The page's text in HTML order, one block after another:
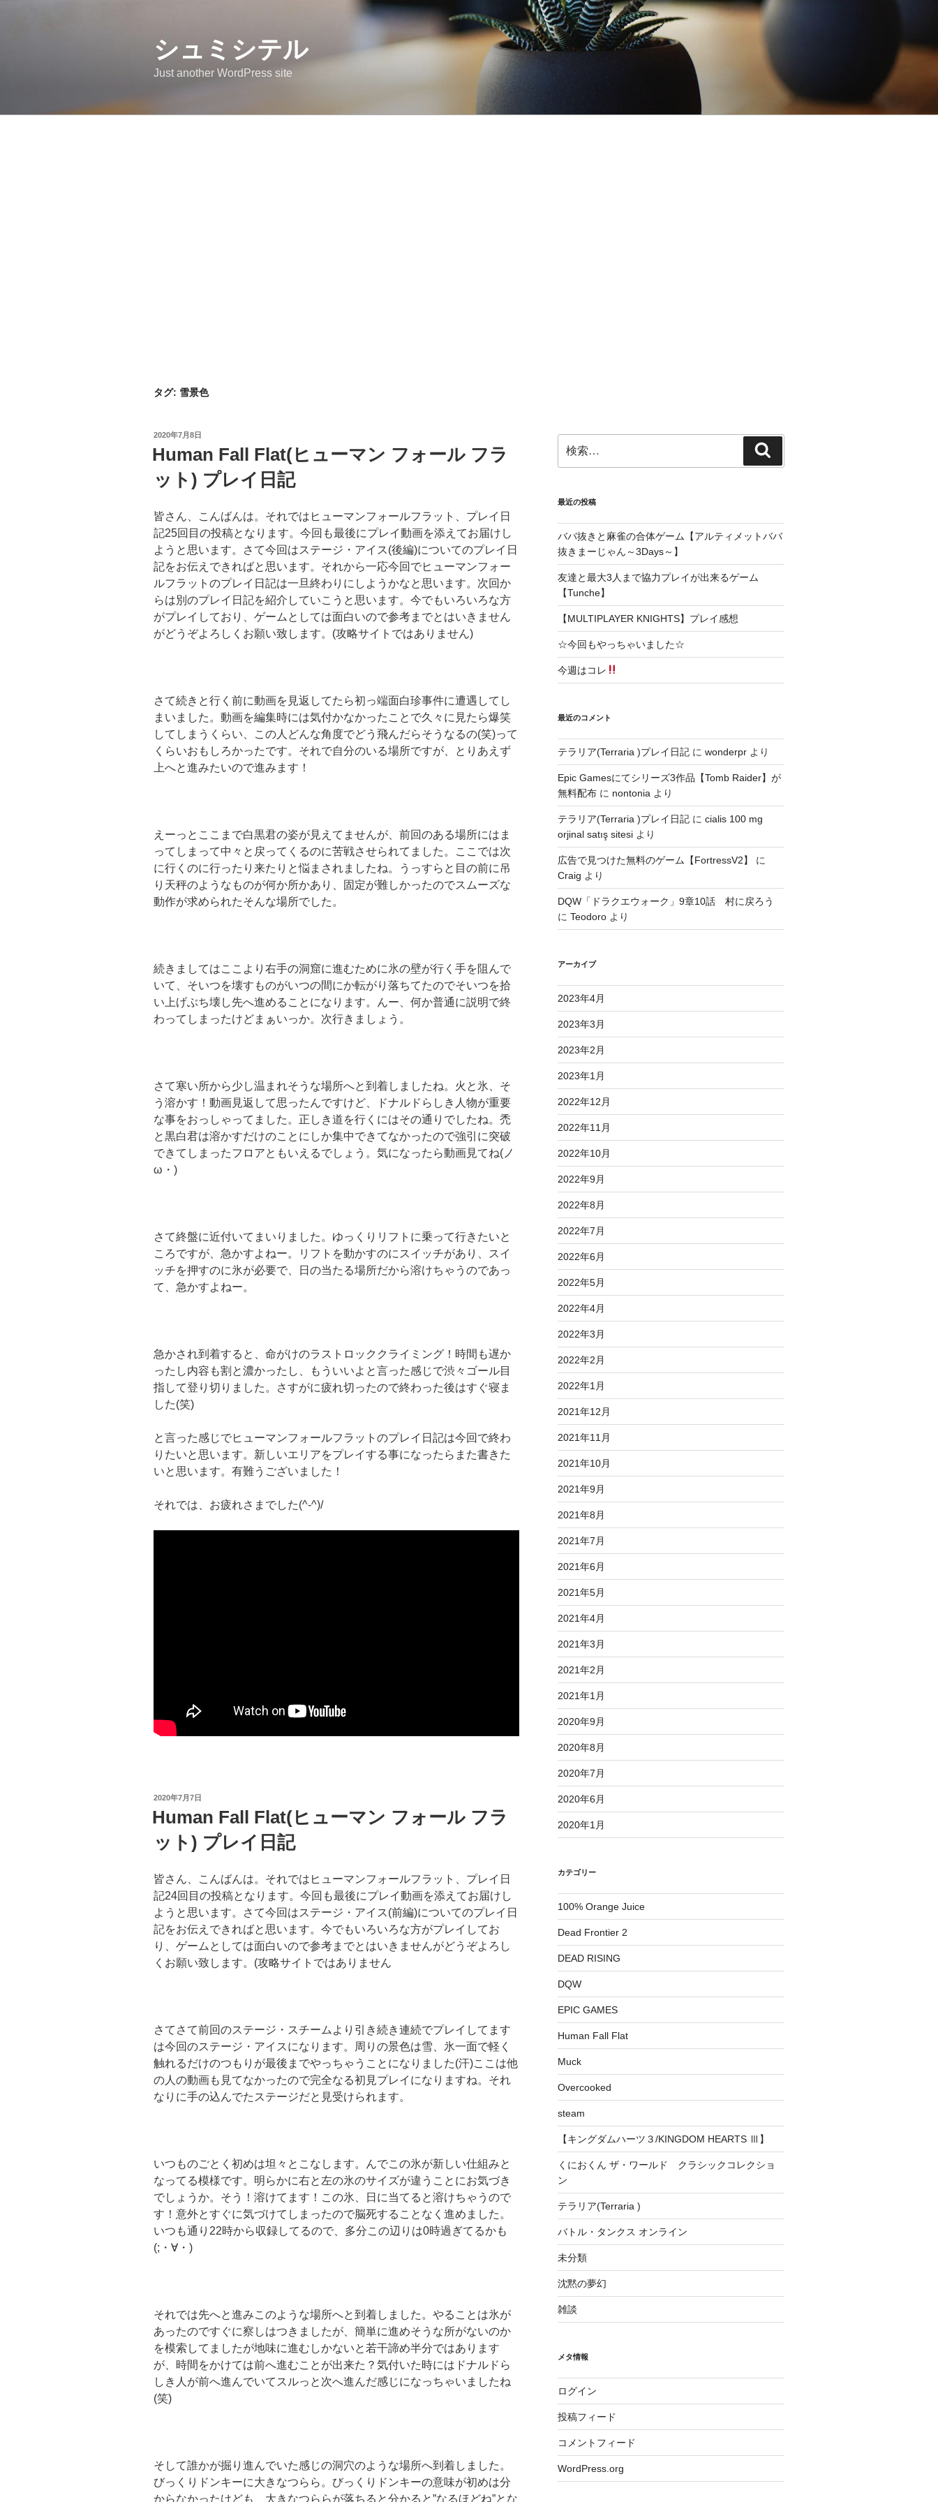
シュミシテル
Just another WordPress site
タグ: 雪景色
投
日:
2020年7月8日
Human Fall Flat(ヒューマン フォール フラ
ット) プレイ日記
皆さん、こんばんは。それではヒューマンフォールフラット、プレイ日
記25回目の投稿となります。今回も最後にプレイ動画を添えてお届けし
ようと思います。さて今回はステージ・アイス(後編)についてのプレイ日
記をお伝えできればと思います。それから一応今回でヒューマンフォー
ルフラットのプレイ日記は一旦終わりにしようかなと思います。次回か
らは別のプレイ日記を紹介していこうと思います。今でもいろいろな方
がプレイしており、ゲームとしては面白いので参考までとはいきません
がどうぞよろしくお願い致します。(攻略サイトではありません)
さて続きと行く前に動画を見返してたら初っ端面白珍事件に遭遇してし
まいました。動画を編集時には気付かなかったことで久々に見たら爆笑
してしまうくらい、この人どんな角度でどう飛んだらそうなるの(笑)って
くらいおもしろかったです。それで自分のいる場所ですが、とりあえず
上へと進みたいので進みます！
えーっとここまで白黒君の姿が見えてませんが、前回のある場所にはま
ってしまって中々と戻ってくるのに苦戦させられてました。ここでは次
に行くのに行ったり来たりと悩まされましたね。うっすらと目の前に吊
り天秤のようなものが何か所かあり、固定が難しかったのでスムーズな
動作が求められたそんな場所でした。
続きましてはここより右手の洞窟に進むために氷の壁が行く手を阻んで
いて、そいつを壊すものがいつの間にか転がり落ちてたのでそいつを拾
い上げぶち壊し先へ進めることになります。んー、何か普通に説明で終
わってしまったけどまぁいっか。次行きましょう。
さて寒い所から少し温まれそうな場所へと到着しましたね。火と氷、そ
う溶かす！動画見返して思ったんですけど、ドナルドらしき人物が重要
な事をおっしゃってました。正しき道を行くにはその通りでしたね。禿
と黒白君は溶かすだけのことにしか集中できてなかったので強引に突破
できてしまったフロアともいえるでしょう。気になったら動画見てね(ノ
ω・)
さて終盤に近付いてまいりました。ゆっくりリフトに乗って行きたいと
ころですが、急かすよねー。リフトを動かすのにスイッチがあり、スイ
ッチを押すのに氷が必要で、日の当たる場所だから溶けちゃうのであっ
て、急かすよねー。
急かされ到着すると、命がけのラストロッククライミング！時間も遅か
ったし内容も割と濃かったし、もういいよと言った感じで渋々ゴール目
指して登り切りました。さすがに疲れ切ったので終わった後はすぐ寝ま
した(笑)
と言った感じでヒューマンフォールフラットのプレイ日記は今回で終わ
りたいと思います。新しいエリアをプレイする事になったらまた書きた
いと思います。有難うございました！
それでは、お疲れさまでした(^‐^)/
投
日:
2020年7月7日
Human Fall Flat(ヒューマン フォール フラ
ット) プレイ日記
皆さん、こんばんは。それではヒューマンフォールフラット、プレイ日
記24回目の投稿となります。今回も最後にプレイ動画を添えてお届けし
ようと思います。さて今回はステージ・アイス(前編)についてのプレイ日
記をお伝えできればと思います。今でもいろいろな方がプレイしてお
り、ゲームとしては面白いので参考までとはいきませんがどうぞよろし
くお願い致します。(攻略サイトではありません
さてさて前回のステージ・スチームより引き続き連続でプレイしてます
は今回のステージ・アイスになります。周りの景色は雪、氷一面で軽く
触れるだけのつもりが最後までやっちゃうことになりました(汗)ここは他
の人の動画も見てなかったので完全なる初見プレイになりますね。それ
なりに手の込んでたステージだと見受けられます。
いつものごとく初めは坦々とこなします。んでこの氷が新しい仕組みと
なってる模様です。明らかに右と左の氷のサイズが違うことにお気づき
でしょうか。そう！溶けてます！この氷、日に当てると溶けちゃうので
す！意外とすぐに気づけてしまったので脳死することなく進めました。
いつも通り22時から収録してるので、多分この辺りは0時過ぎてるかも
(;・∀・)
それでは先へと進みこのような場所へと到着しました。やることは氷が
あったのですぐに察しはつきましたが、簡単に進めそうな所がないのか
を模索してましたが地味に進むしかないと若干諦め半分ではあります
が、時間をかけては前へ進むことが出来た？気付いた時にはドナルドら
しき人が前へ進んでいてスルっと次へ進んだ感じになっちゃいましたね
(笑)
そして誰かが掘り進んでいた感じの洞穴のような場所へ到着しました。
びっくりドンキーに大きなつらら。びっくりドンキーの意味が初めは分
からなかったけども、大きなつららが落ちると分かると”なるほどね”とな
索:
索
最近の投稿
ババ抜きと麻雀の合体ゲーム【アルティメットババ
抜きまーじゃん～3Days～】
友達と最大3人まで協力プレイが出来るゲーム
【Tunche】
【MULTIPLAYER KNIGHTS】プレイ感想
☆今回もやっちゃいました☆
今週はコレ
最近のコメント
テラリア(Terraria )プレイ日記に wonderprより
Epic Gamesにてシリーズ3作品【Tomb Raider】が
無料配布に nontonia より
テラリア(Terraria )プレイ日記に cialis 100 mg
orjinal satış sitesiより
広告で見つけた無料のゲーム【FortressV2】
に
Craig より
DQW「ドラクエウォーク」9章10話 村に戻ろう
に Teodoroより
アーカイブ
2023年4月
2023年3月
2023年2月
2023年1月
2022年12月
2022年11月
2022年10月
2022年9月
2022年8月
2022年7月
2022年6月
2022年5月
2022年4月
2022年3月
2022年2月
2022年1月
2021年12月
2021年11月
2021年10月
2021年9月
2021年8月
2021年7月
2021年6月
2021年5月
2021年4月
2021年3月
2021年2月
2021年1月
2020年9月
2020年8月
2020年7月
2020年6月
2020年1月
カテゴリー
100% Orange Juice
Dead Frontier 2
DEAD RISING
DQW
EPIC GAMES
Human Fall Flat
Muck
Overcooked
steam
【キングダムハーツ３/KINGDOM HEARTS Ⅲ】
くにおくん ザ・ワールド クラシックコレクショ
ン
テラリア(Terraria )
バトル・タンクス オンライン
未分類
沈黙の夢幻
雑談
メタ情報
ログイン
投稿フィード
コメントフィード
WordPress.org